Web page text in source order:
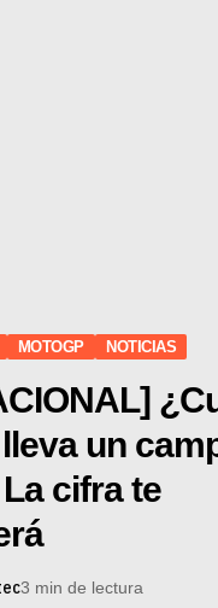
MOTOGP NOTICIAS
un
cifra te
3 min de lectura